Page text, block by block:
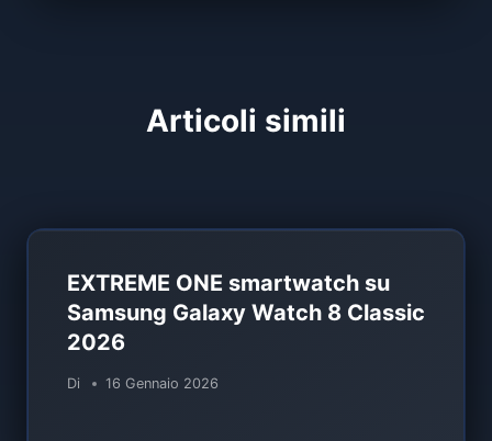
Articoli simili
EXTREME ONE smartwatch su
Samsung Galaxy Watch 8 Classic
2026
Di 16 Gennaio 2026